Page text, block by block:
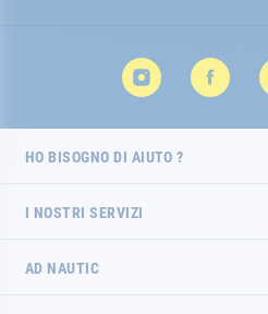
HO BISOGNO DI AIUTO ?
I NOSTRI SERVIZI
AD NAUTIC